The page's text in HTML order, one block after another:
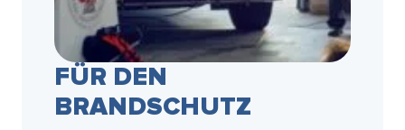
FÜR DEN
BRANDSCHUTZ